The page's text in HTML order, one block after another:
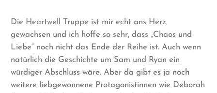
Die Heartwell Truppe ist mir echt ans Herz
gewachsen und ich hoffe so sehr, dass „Chaos und
Liebe“ noch nicht das Ende der Reihe ist. Auch wenn
natürlich die Geschichte um Sam und Ryan ein
würdiger Abschluss wäre. Aber da gibt es ja noch
weitere liebgewonnene Protagonistinnen wie Deborah